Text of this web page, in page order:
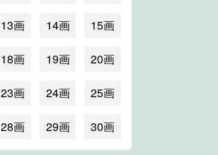
13画 14画 15画
18画 19画 20画
23画 24画 25画
28画 29画 30画